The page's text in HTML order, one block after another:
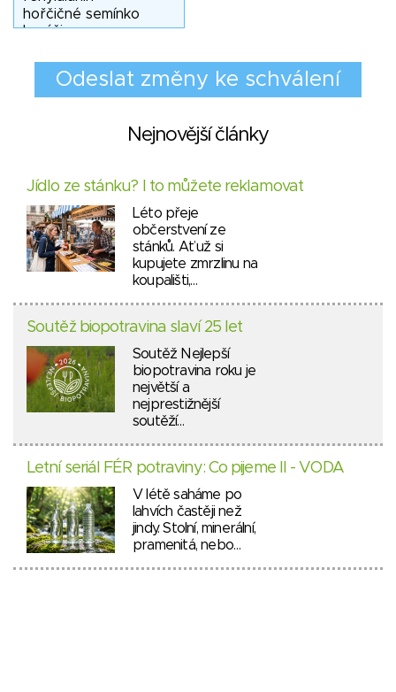
Nejnovější články
Jídlo ze stánku? I to můžete reklamovat
Léto přeje
občerstvení ze
stánků. Ať už si
kupujete zmrzlinu na
koupališti,…
Soutěž biopotravina slaví 25 let
Soutěž Nejlepší
biopotravina roku je
největší a
nejprestižnější
soutěží…
Letní seriál FÉR potraviny: Co pijeme II - VODA
V létě saháme po
lahvích častěji než
jindy. Stolní, minerální,
pramenitá, nebo…